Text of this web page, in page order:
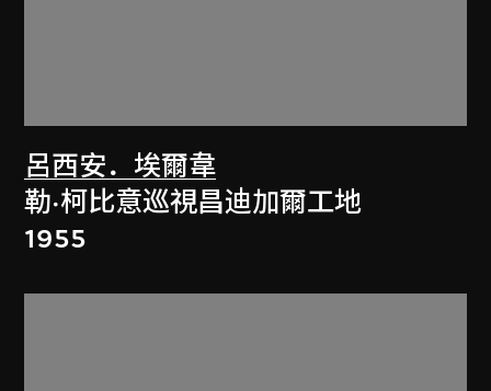
呂西安．埃爾韋
勒·柯比意巡視昌迪加爾工地
1955